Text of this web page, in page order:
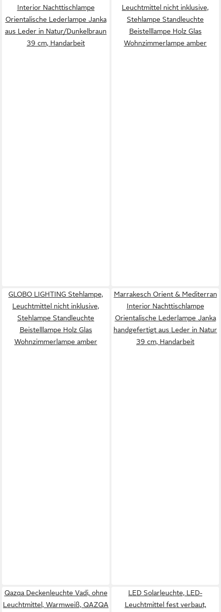
Interior Nachttischlampe
Orientalische Lederlampe Janka
aus Leder in Natur/Dunkelbraun
39 cm, Handarbeit
Leuchtmittel nicht inklusive,
Stehlampe Standleuchte
Beistelllampe Holz Glas
Wohnzimmerlampe amber
GLOBO LIGHTING Stehlampe,
Leuchtmittel nicht inklusive,
Stehlampe Standleuchte
Beistelllampe Holz Glas
Wohnzimmerlampe amber
Marrakesch Orient & Mediterran
Interior Nachttischlampe
Orientalische Lederlampe Janka
handgefertigt aus Leder in Natur
39 cm, Handarbeit
Qazqa Deckenleuchte Vadi, ohne
Leuchtmittel, Warmweiß, QAZQA
LED Solarleuchte, LED-
Leuchtmittel fest verbaut,